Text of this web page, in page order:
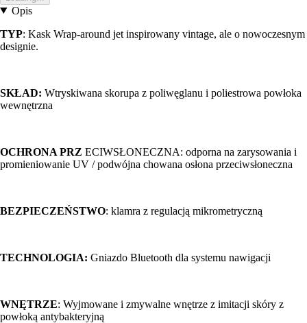
Opis
TYP: Kask Wrap-around jet inspirowany vintage, ale o nowoczesnym
designie.
SKŁAD: Wtryskiwana skorupa z poliwęglanu i poliestrowa powłoka
wewnętrzna
OCHRONA PRZ ECIWSŁONECZNA: odporna na zarysowania i
promieniowanie UV / podwójna chowana osłona przeciwsłoneczna
BEZPIECZEŃSTWO: klamra z regulacją mikrometryczną
TECHNOLOGIA: Gniazdo Bluetooth dla systemu nawigacji
WNĘTRZE: Wyjmowane i zmywalne wnętrze z imitacji skóry z
powłoką antybakteryjną